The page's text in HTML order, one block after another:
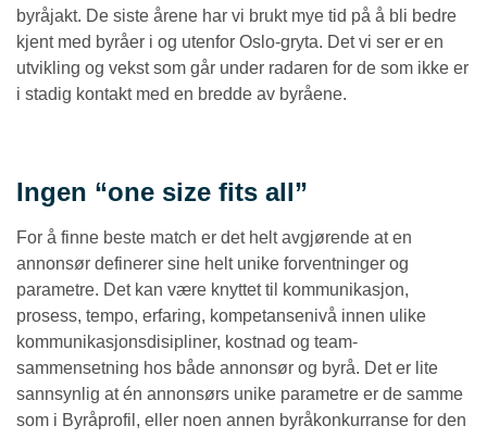
byråjakt. De siste årene har vi brukt mye tid på å bli bedre
kjent med byråer i og utenfor Oslo-gryta. Det vi ser er en
utvikling og vekst som går under radaren for de som ikke er
i stadig kontakt med en bredde av byråene.
Ingen “one size fits all”
For å finne beste match er det helt avgjørende at en
annonsør definerer sine helt unike forventninger og
parametre. Det kan være knyttet til kommunikasjon,
prosess, tempo, erfaring, kompetansenivå innen ulike
kommunikasjonsdisipliner, kostnad og team-
sammensetning hos både annonsør og byrå. Det er lite
sannsynlig at én annonsørs unike parametre er de samme
som i Byråprofil, eller noen annen byråkonkurranse for den